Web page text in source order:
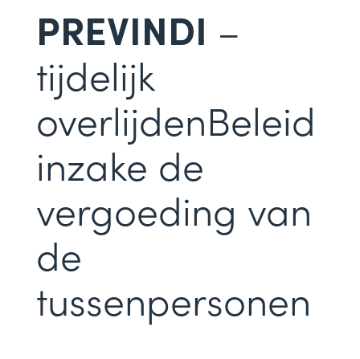
PREVINDI –
tijdelijk
overlijdenBeleid
inzake de
vergoeding van
de
tussenpersonen